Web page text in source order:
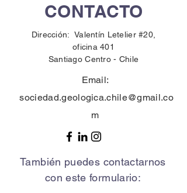
CONTACTO
Dirección: Valentín Letelier #20,
oficina 401
Santiago Centro - Chile
Email:
sociedad.geologica.chile@gmail.co
m
También puedes contactarnos
con este formulario: